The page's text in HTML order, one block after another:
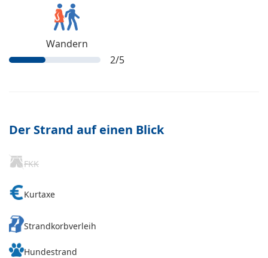
Wandern
2/5
Der Strand auf einen Blick
FKK
Kurtaxe
Strandkorbverleih
Hundestrand